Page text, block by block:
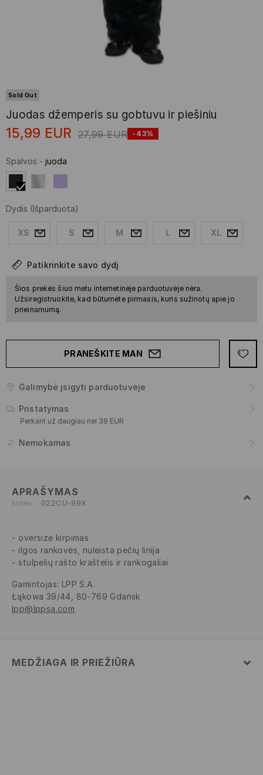
Sold Out
Juodas džemperis su gobtuvu ir piešiniu
15,99 EUR 27,99 EUR -43%
Spalvos - juoda
Dydis (Išparduota)
XS S M L XL
Patikrinkite savo dydį
Šios prekės šiuo metu internetinėje parduotuvėje nėra.
Užsiregistruokite, kad būtumėte pirmasis, kuris sužinotų apie jo
prieinamumą.
PRANEŠKITE MAN
Galimybė įsigyti parduotuvėje
Pristatymas
Perkant už daugiau nei 39 EUR
Nemokamas
APRAŠYMAS
Index 022CU-99X
oversize kirpimas
ilgos rankovės, nuleista pečių linija
stulpelių rašto kraštelis ir rankogaliai
Gamintojas: LPP S.A.
Łąkowa 39/44, 80-769 Gdańsk
lpp@lppsa.com
MEDŽIAGA IR PRIEŽIŪRA